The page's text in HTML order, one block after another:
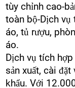
tùy chỉnh cao-
toàn bộ-Dịch vụ
áo, tủ rượu,
áo.
Dịch vụ tích
sản xuất, cài
khẩu. Với